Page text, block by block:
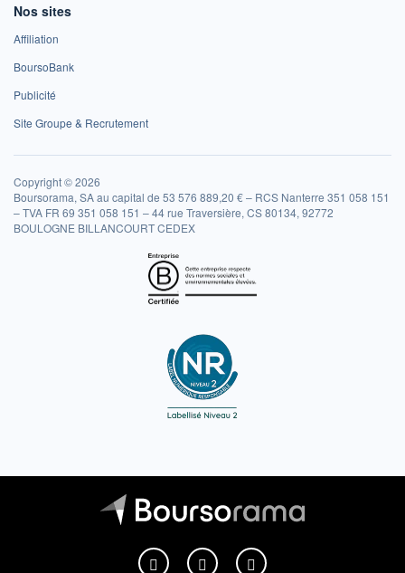
Nos sites
Affiliation
BoursoBank
Publicité
Site Groupe & Recrutement
Copyright © 2026
Boursorama, SA au capital de 53 576 889,20 € – RCS Nanterre 351 058 151
– TVA FR 69 351 058 151 – 44 rue Traversière, CS 80134, 92772
BOULOGNE BILLANCOURT CEDEX
Boursorama sur Facebook
Boursorama sur XBoursorama sur